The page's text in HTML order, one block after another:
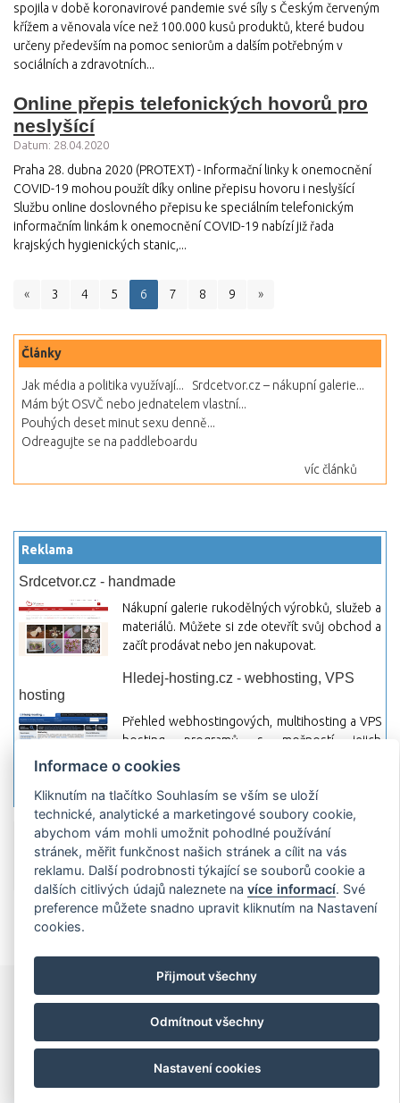
spojila v době koronavirové pandemie své síly s Českým červeným
křížem a věnovala více než 100.000 kusů produktů, které budou
určeny především na pomoc seniorům a dalším potřebným v
sociálních a zdravotních...
Online přepis telefonických hovorů pro
neslyšící
Datum: 28.04.2020
Praha 28. dubna 2020 (PROTEXT) - Informační linky k onemocnění
COVID-19 mohou použít díky online přepisu hovoru i neslyšící
Službu online doslovného přepisu ke speciálním telefonickým
informačním linkám k onemocnění COVID-19 nabízí již řada
krajských hygienických stanic,...
« 3 4 5 6 7 8 9 »
Články
Jak média a politika využívají...
Srdcetvor.cz – nákupní galerie...
Mám být OSVČ nebo jednatelem vlastní...
Pouhých deset minut sexu denně...
Odreagujte se na paddleboardu
víc článků
Reklama
Srdcetvor.cz - handmade
Nákupní galerie rukodělných výrobků, služeb a
materiálů. Můžete si zde otevřít svůj obchod a
začít prodávat nebo jen nakupovat.
Hledej-hosting.cz - webhosting, VPS
hosting
Přehled webhostingových, multihosting a VPS
hosting programů s možností jejich
pokročilého vyhledávání a porovnávání.
Přidat server Propagace Co je RSS o
rssMonitor.cz Partneři Reklama Podmínky používání Ochrana
osobních údajů Kontakt
Copyright © 2009 rssMonitor.cz Všechny práva vyhrazené. Autor a
provozovatel nezodpovídá za obsah a jeho následky.
Informace o cookies
Kliknutím na tlačítko Souhlasím se vším se uloží
technické, analytické a marketingové soubory cookie,
abychom vám mohli umožnit pohodlné používání
stránek, měřit funkčnost našich stránek a cílit na vás
reklamu. Další podrobnosti týkající se souborů cookie a
dalších citlivých údajů naleznete navíce informací. Své
preference můžete snadno upravit kliknutím na Nastavení
cookies.
Přijmout všechny
Odmítnout všechny
Nastavení cookies